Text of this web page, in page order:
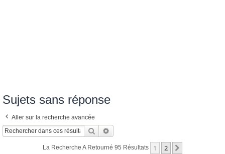
Sujets sans réponse
Aller sur la recherche avancée
Rechercher
La Recherche A Retourné 95 Résultats 1 2